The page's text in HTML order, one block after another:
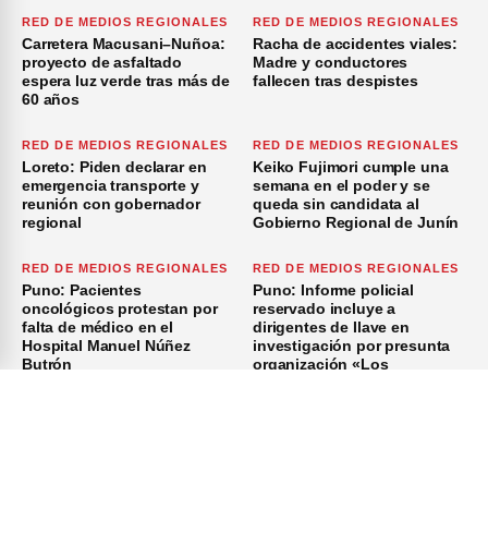
RED DE MEDIOS REGIONALES
Carretera Macusani–Nuñoa:
proyecto de asfaltado
espera luz verde tras más de
60 años
RED DE MEDIOS REGIONALES
Racha de accidentes viales:
Madre y conductores
fallecen tras despistes
RED DE MEDIOS REGIONALES
Loreto: Piden declarar en
emergencia transporte y
reunión con gobernador
regional
RED DE MEDIOS REGIONALES
Keiko Fujimori cumple una
semana en el poder y se
queda sin candidata al
Gobierno Regional de Junín
RED DE MEDIOS REGIONALES
Puno: Pacientes
oncológicos protestan por
falta de médico en el
Hospital Manuel Núñez
Butrón
RED DE MEDIOS REGIONALES
Puno: Informe policial
reservado incluye a
dirigentes de Ilave en
investigación por presunta
organización «Los